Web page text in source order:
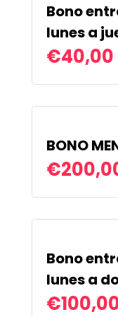
Bono
lunes a
€40,00
BONO
€
Bono
lunes a
€
Business